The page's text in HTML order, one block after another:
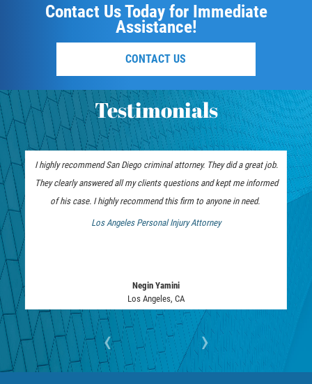
OTHER PRACTICE AREAS
SEALING ARREST RECORDS
RECENT CASE RESULTS
Testimonials
Contact Us
VISTA CRIMINAL ATTORNEY
Contact Us Today for Immediate
Assistance!
CONTACT US
Testimonials
Attorney
I highly recommend San Diego criminal attorney. They did a great job.
They clearly answered all my clients questions and kept me informed
of his case. I highly recommend this firm to anyone in need.
Los Angeles Personal Injury Attorney
Negin Yamini
Los Angeles, CA
‹ ›